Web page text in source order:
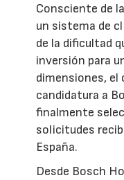
Consciente de
un sistema de
de la dificultad
inversión para
dimensiones,
candidatura a
finalmente
solicitudes
España.
Desde Bosch